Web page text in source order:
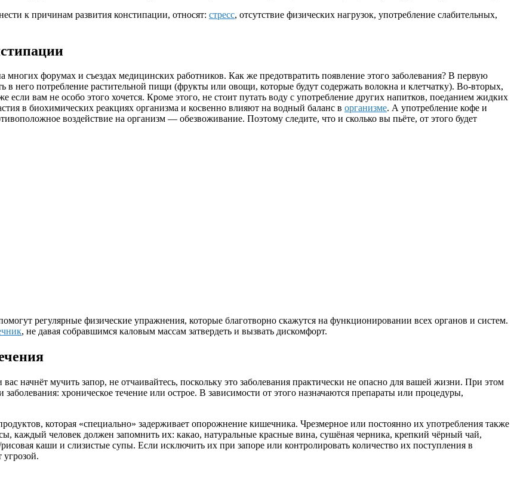
к причинам развития констипации, относят: стресс, отсутствие физических нагрузок, употребление слабительных,
форумах и съездах медицинских работников. Как же предотвратить появление этого заболевания? В первую
в него потребление растительной пищи (фрукты или овощи, которые будут содержать волокна и клетчатку). Во-вторых,
если вам не особо этого хочется. Кроме этого, не стоит путать воду с употребление других напитков, поеданием жидких
в биохимических реакциях организма и косвенно влияют на водный баланс в организме. А употребление кофе и
воздействие на организм — обезвоживание. Поэтому следите, что и сколько вы пьёте, от этого будет
регулярные физические упражнения, которые благотворно скажутся на функционировании всех органов и систем.
, не давая собравшимся каловым массам затвердеть и вызвать дискомфорт.
начнёт мучить запор, не отчаивайтесь, поскольку это заболевания практически не опасно для вашей жизни. При этом
хроническое течение или острое. В зависимости от этого назначаются препараты или процедуры,
которая «специально» задерживает опорожнение кишечника. Чрезмерное или постоянно их употребления также
каждый человек должен запомнить их: какао, натуральные красные вина, сушёная черника, крепкий чёрный чай,
каши и слизистые супы. Если исключить их при запоре или контролировать количество их поступления в
угрозой.